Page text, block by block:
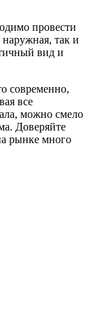
провести
так и
вид и
современно,
все
можно смело
Доверяйте
рынке много